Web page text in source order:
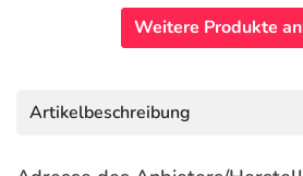
Weitere Produkte
Artikelbeschreibung